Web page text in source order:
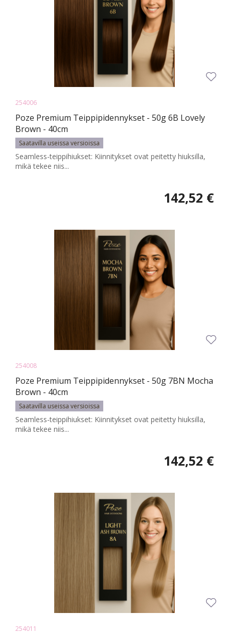
254006
Poze Premium Teippipidennykset - 50g 6B Lovely
Brown - 40cm
Saatavilla useissa versioissa
Seamless-teippihiukset: Kiinnitykset ovat peitetty hiuksilla,
mikä tekee niis...
142,52 €
254008
Poze Premium Teippipidennykset - 50g 7BN Mocha
Brown - 40cm
Saatavilla useissa versioissa
Seamless-teippihiukset: Kiinnitykset ovat peitetty hiuksilla,
mikä tekee niis...
142,52 €
254011